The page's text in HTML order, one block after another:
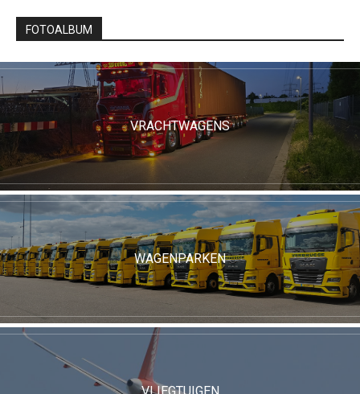
FOTOALBUM
VRACHTWAGENS
WAGENPARKEN